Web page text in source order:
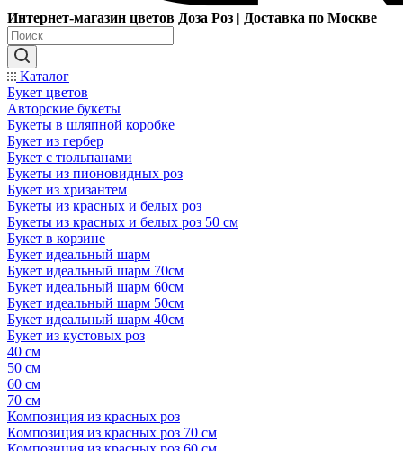
Интернет-магазин цветов Доза Роз | Доставка по Москве
Каталог
Букет цветов
Авторские букеты
Букеты в шляпной коробке
Букет из гербер
Букет с тюльпанами
Букеты из пионовидных роз
Букет из хризантем
Букеты из красных и белых роз
Букеты из красных и белых роз 50 см
Букет в корзине
Букет идеальный шарм
Букет идеальный шарм 70см
Букет идеальный шарм 60см
Букет идеальный шарм 50см
Букет идеальный шарм 40см
Букет из кустовых роз
40 см
50 см
60 см
70 см
Композиция из красных роз
Композиция из красных роз 70 см